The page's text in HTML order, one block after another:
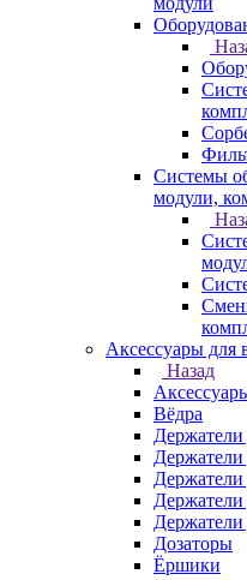
Системы
модули,
Аксессуары для
Назад
Вёдра
Держатели
Держатели
Держатели
Дозаторы
Ёршики